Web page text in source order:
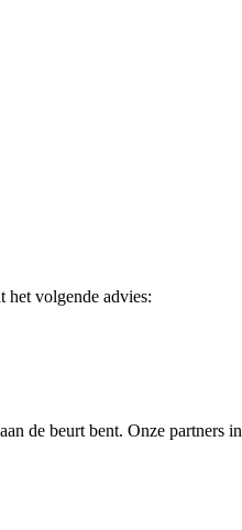
het volgende advies:
de beurt bent. Onze partners in